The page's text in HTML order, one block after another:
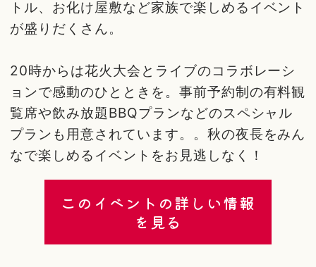
トル、お化け屋敷など家族で楽しめるイベント
が盛りだくさん。
20時からは花火大会とライブのコラボレーシ
ョンで感動のひとときを。事前予約制の有料観
覧席や飲み放題BBQプランなどのスペシャル
プランも用意されています。。秋の夜長をみん
なで楽しめるイベントをお見逃しなく！
このイベントの詳しい情報
を見る